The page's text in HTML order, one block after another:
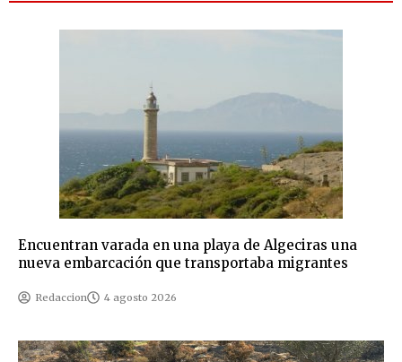
Encuentran varada en una playa de Algeciras una
nueva embarcación que transportaba migrantes
Redaccion 4 agosto 2026